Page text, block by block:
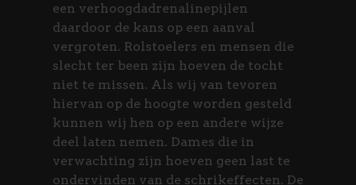
een verhoogdadrenalinepijlen
daardoor de kans op een aanval
vergroten. Rolstoelers en mensen die
slecht ter been zijn hoeven de tocht
niet te missen. Als wij van tevoren
hiervan op de hoogte worden gesteld
kunnen wij hen op een andere wijze
deel laten nemen. Dames die in
verwachting zijn hoeven geen last te
ondervinden van de schrikeffecten. De